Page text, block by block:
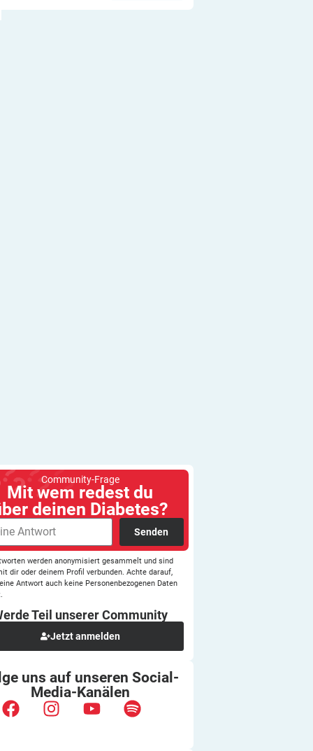
Community-Frage
Mit wem redest du
deinen Diabetes?
Senden
werden anonymisiert gesammelt und sind
dir oder deinem Profil verbunden. Achte darauf,
Antwort auch keine Personenbezogenen Daten
Teil unsererCommunity
Jetzt anmelden
uns auf unserenSocial-
Media-Kanälen